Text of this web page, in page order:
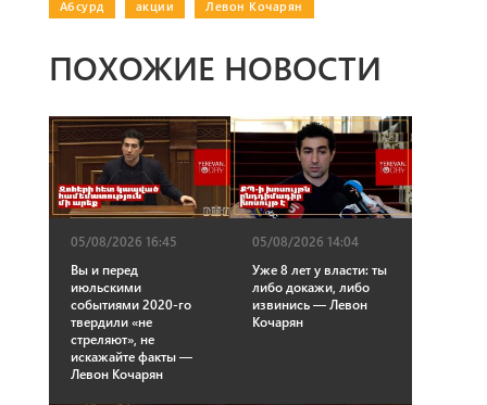
Абсурд акции Левон Кочарян
ПОХОЖИЕ НОВОСТИ
05/08/2026 16:45
Вы и перед
июльскими
событиями 2020-го
твердили «не
стреляют», не
искажайте факты —
Левон Кочарян
05/08/2026 14:04
Уже 8 лет у власти: ты
либо докажи, либо
извинись — Левон
Кочарян